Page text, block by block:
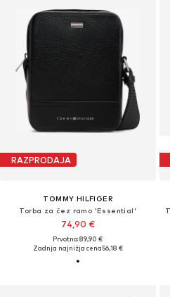
RAZPRODAJA
TOMMY HILFIGER
Torba za čez ramo 'Essential'
74,90 €
Prvotno: 89,90 €
Zadnja najnižja cena56,18 €